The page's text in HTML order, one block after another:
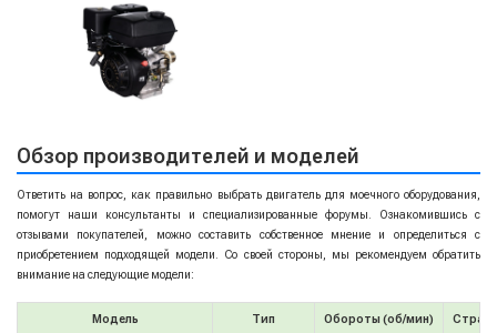
Обзор производителей и моделей
Ответить на вопрос, как правильно выбрать двигатель для моечного оборудования,
помогут наши консультанты и специализированные форумы. Ознакомившись с
отзывами покупателей, можно составить собственное мнение и определиться с
приобретением подходящей модели. Со своей стороны, мы рекомендуем обратить
внимание на следующие модели:
Модель Тип Обороты (об/мин)